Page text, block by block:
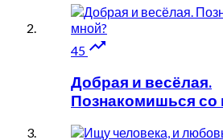
45 
Добрая и весёлая.
Познакомишься со